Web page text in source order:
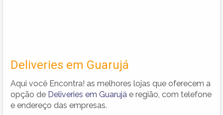
Deliveries em Guarujá
Aqui você Encontra! as melhores lojas que oferecem a
opção de Deliveries em Guarujá e região, com telefone
e endereço das empresas.